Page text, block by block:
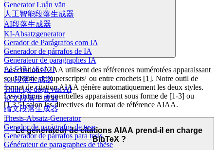
Generator Luận văn
人工智能段落生成器
AI段落生成器
KI-Absatzgenerator
Gerador de Parágrafos com IA
Generador de párrafos de IA
Générateur de paragraphes IA
AI 단락 생성기
AI 段落生成器
Trình tạo đoạn văn AI
论文段落生成器
論文段落生成器
Thesis-Absatz-Generator
Gerador de parágrafos de tese
Generador de párrafos para tesis
Générateur de paragraphes de thèse
Les citations AIAA utilisent des références numérotées apparaissant
sous forme de superscripts¹ ou entre crochets [1]. Notre outil de
format de citation AIAA génère automatiquement les deux styles.
Les citations séquentielles apparaissent sous forme de [1-3] ou
[1,3,5] selon les directives du format de référence AIAA.
Le générateur de citations AIAA prend-il en charge
BibTeX ?